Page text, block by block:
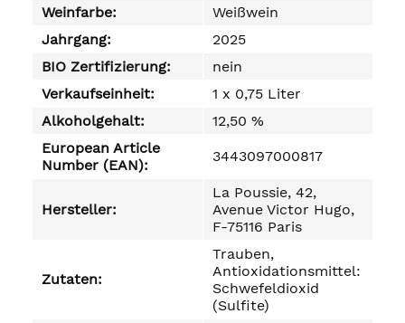
Weinfarbe:
Weißwein
Jahrgang:
2025
BIO Zertifizierung:
nein
Verkaufseinheit:
1 x 0,75 Liter
Alkoholgehalt:
12,50 %
European Article
Number (EAN):
3443097000817
Hersteller:
La Poussie, 42,
Avenue Victor Hugo,
F-75116 Paris
Zutaten:
Trauben,
Antioxidationsmittel:
Schwefeldioxid
(Sulfite)